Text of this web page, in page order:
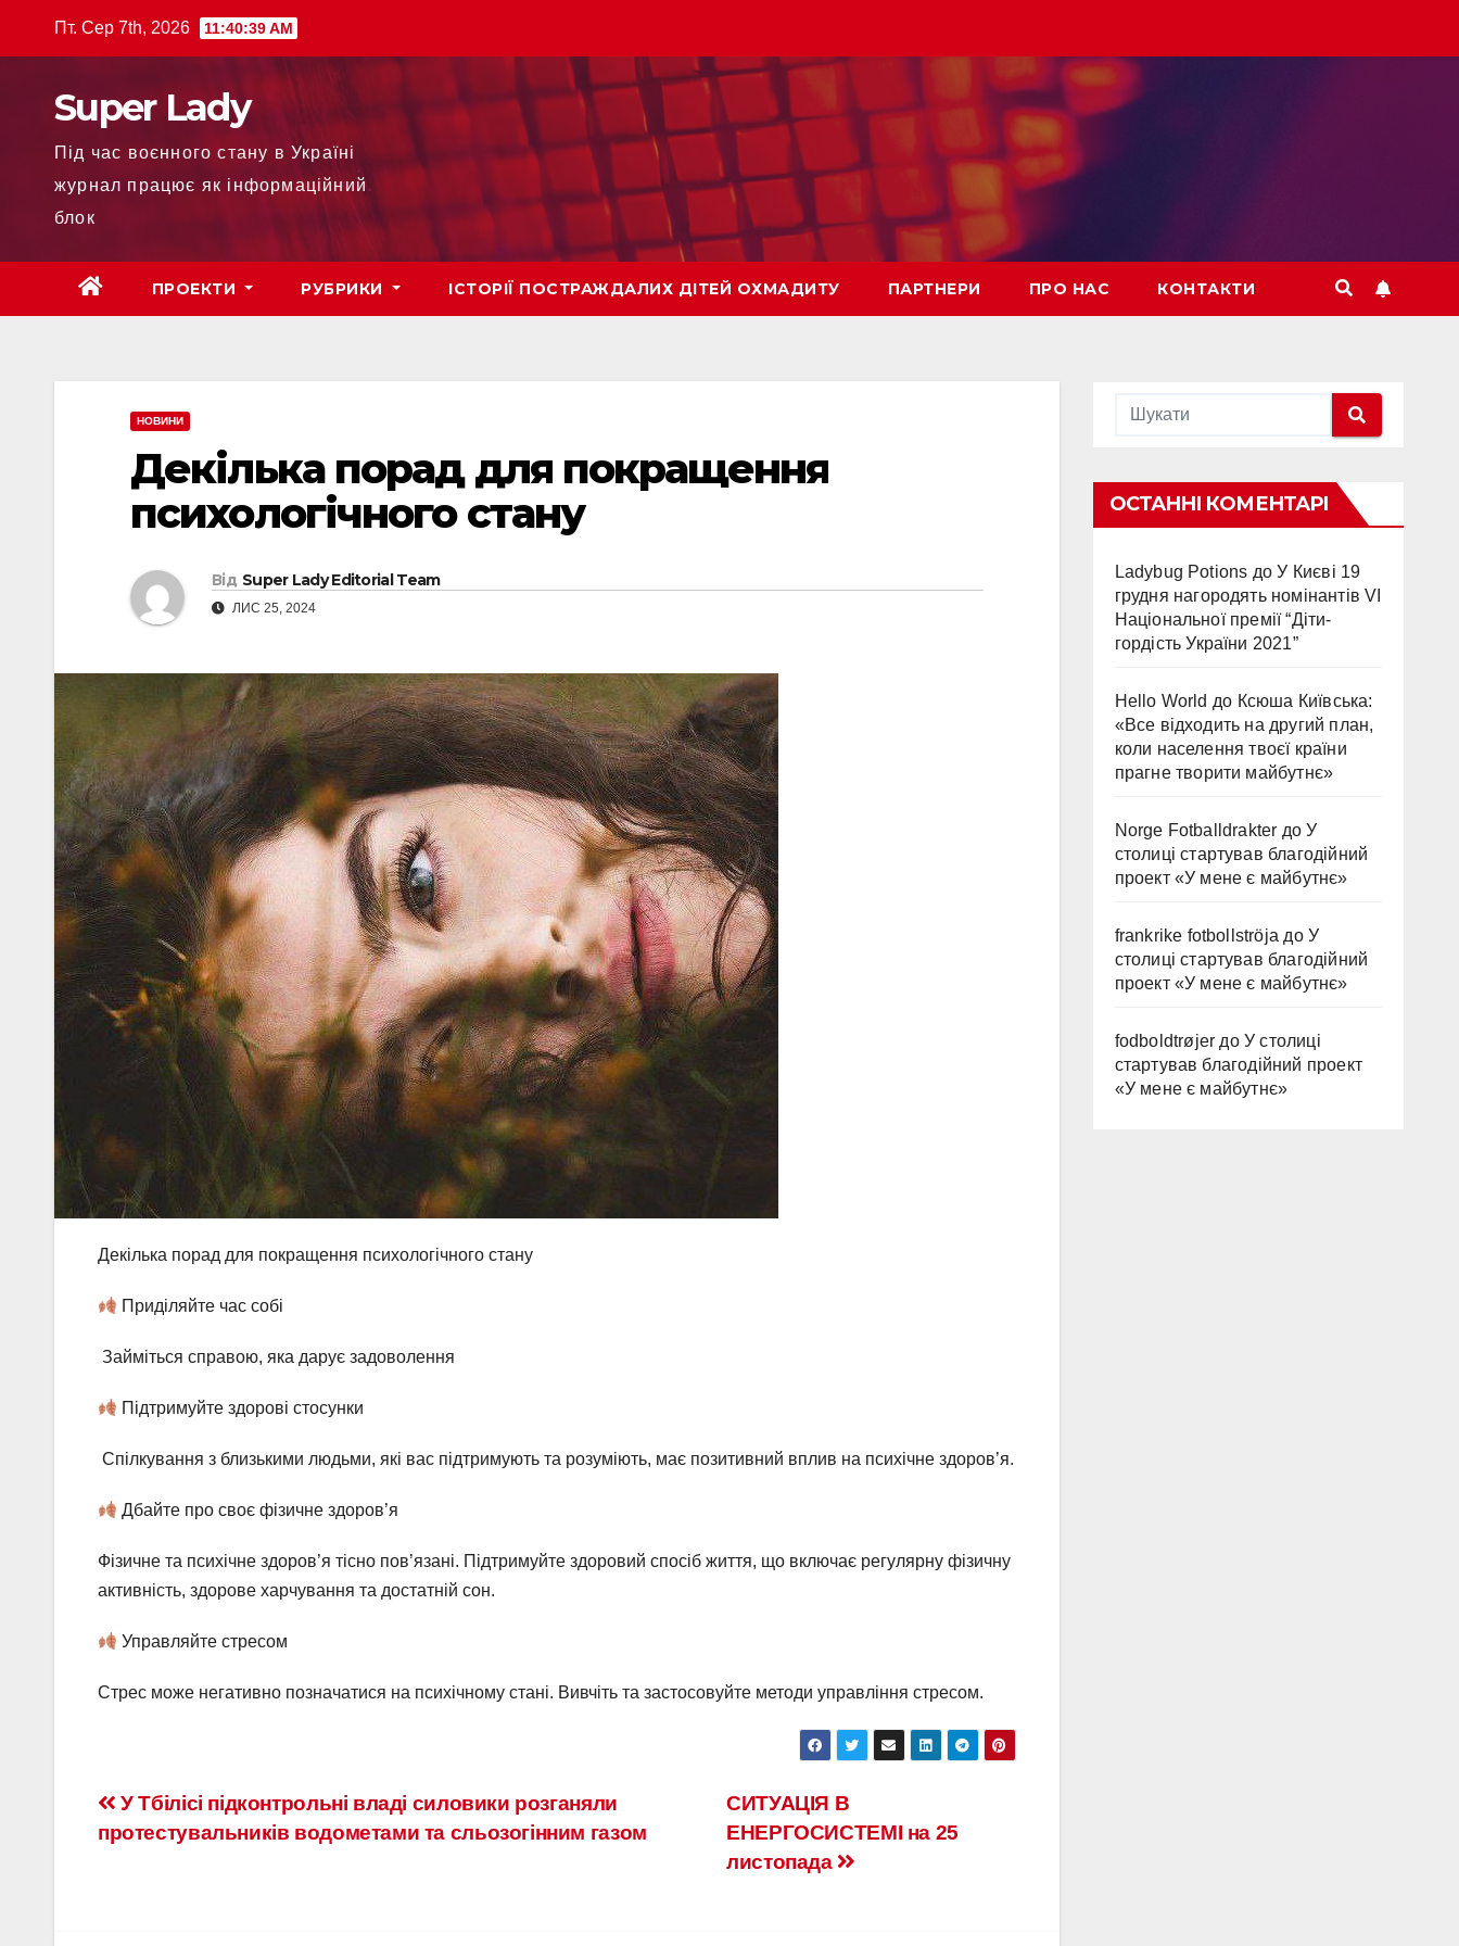
Пт. Сер 7th, 2026 11:40:41 AM
Super Lady
Під час воєнного стану в Україні
журнал працює як інформаційний
блок
ПРОЕКТИ РУБРИКИ ІСТОРІЇ ПОСТРАЖДАЛИХ ДІТЕЙ ОХМАДИТУ ПАРТНЕРИ ПРО НАС КОНТАКТИ
НОВИНИ
Декілька порад для покращення
психологічного стану
Від Super Lady Editorial Team
ЛИС 25, 2024
Декілька порад для покращення психологічного стану
Приділяйте час собі
Займіться справою, яка дарує задоволення
Підтримуйте здорові стосунки
Спілкування з близькими людьми, які вас підтримують та розуміють, має позитивний вплив на психічне здоров’я.
Дбайте про своє фізичне здоров’я
Фізичне та психічне здоров’я тісно пов’язані. Підтримуйте здоровий спосіб життя, що включає регулярну фізичну
активність, здорове харчування та достатній сон.
Управляйте стресом
Стрес може негативно позначатися на психічному стані. Вивчіть та застосовуйте методи управління стресом.
СИТУАЦІЯ В
ЕНЕРГОСИСТЕМІ на 25
листопада
У Тбілісі підконтрольні владі силовики розганяли
протестувальників водометами та сльозогінним газом
ОСТАННІ КОМЕНТАРІ
Ladybug Potions доУ Києві 19
грудня нагородять номінантів VI
Національної премії “Діти-
гордість України 2021”
Hello World до Ксюша Київська:
«Все відходить на другий план,
коли населення твоєї країни
прагне творити майбутнє»
Norge Fotballdrakter доУ
столиці стартував благодійний
проект «У мене є майбутнє»
frankrike fotbollströja до У
столиці стартував благодійний
проект «У мене є майбутнє»
fodboldtrøjer до У столиці
стартував благодійний проект
«У мене є майбутнє»